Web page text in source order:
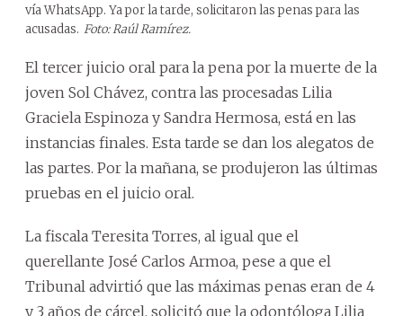
vía WhatsApp. Ya por la tarde, solicitaron las penas para las
acusadas. Foto: Raúl Ramírez.
El tercer juicio oral para la pena por la muerte de la
joven Sol Chávez, contra las procesadas Lilia
Graciela Espinoza y Sandra Hermosa, está en las
instancias finales. Esta tarde se dan los alegatos de
las partes. Por la mañana, se produjeron las últimas
pruebas en el juicio oral.
La fiscala Teresita Torres, al igual que el
querellante José Carlos Armoa, pese a que el
Tribunal advirtió que las máximas penas eran de 4
y 3 años de cárcel, solicitó que la odontóloga Lilia